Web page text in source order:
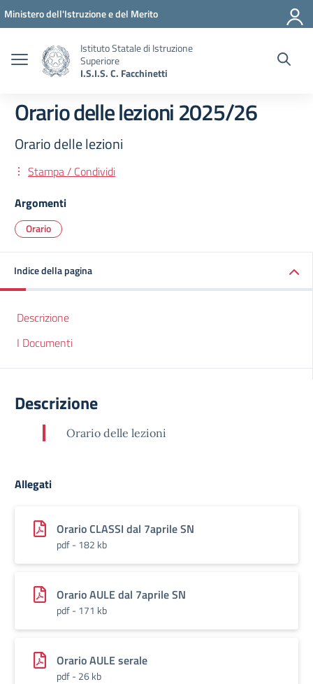
Vai ai contenuti
Vai al menu di navigazione
Vai al footer
Ministero dell'Istruzione e del Merito
Istituto Statale di Istruzione
Superiore
I.S.I.S. C. Facchinetti
Orario delle lezioni 2025/26
Orario delle lezioni
Stampa / Condividi
Argomenti
Orario
Indice della pagina
Descrizione
I Documenti
Descrizione
Orario delle lezioni
Allegati
Orario CLASSI dal 7aprile SN
pdf - 182 kb
Orario AULE dal 7aprile SN
pdf - 171 kb
Orario AULE serale
pdf - 26 kb